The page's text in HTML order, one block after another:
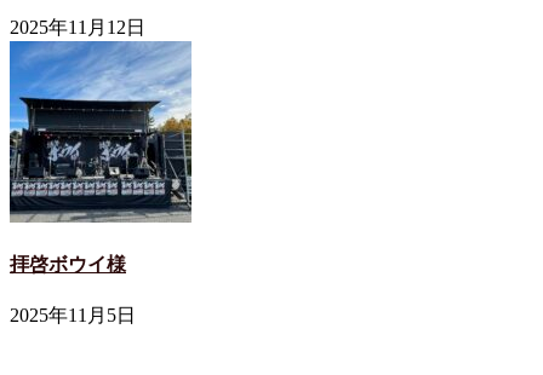
2025年11月12日
拝啓ボウイ様
2025年11月5日